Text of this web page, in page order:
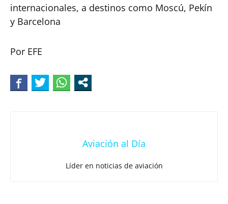
internacionales, a destinos como Moscú, Pekín
y Barcelona
Por EFE
Aviación al Día
Líder en noticias de aviación